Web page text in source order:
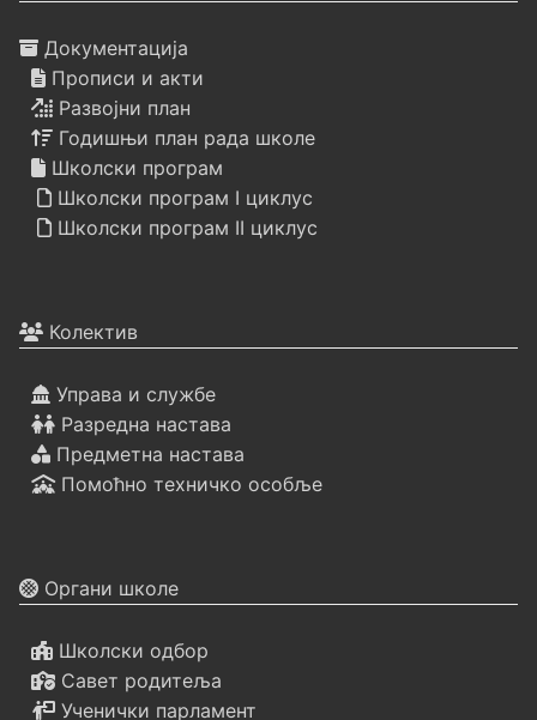
Документација
Прописи и акти
Развојни план
Годишњи план рада школе
Школски програм
Школски програм I циклус
Школски програм II циклус
Колектив
Управа и службе
Разредна настава
Предметна настава
Помоћно техничко особље
Органи школе
Школски одбор
Савет родитеља
Ученички парламент